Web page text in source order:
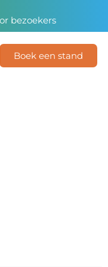
bezoekers
Boek een stand